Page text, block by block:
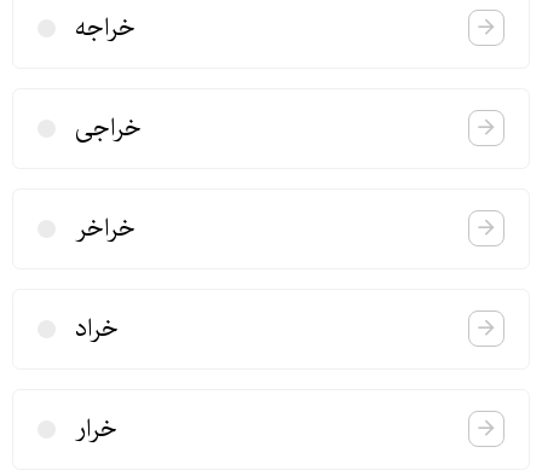
خراجه
خراجی
خراخر
خراد
خرار